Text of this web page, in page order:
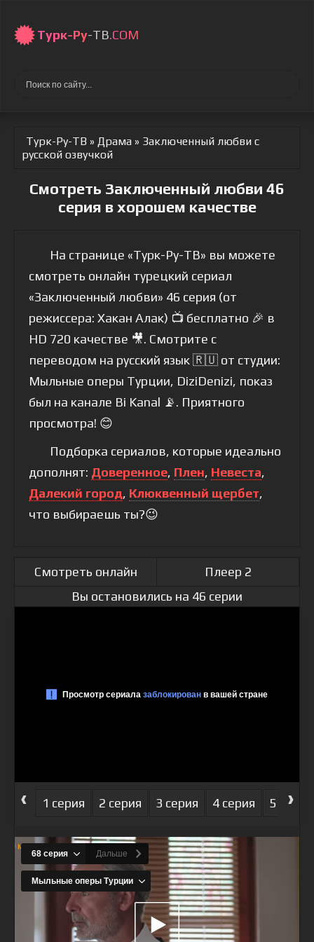
Турк-Ру-ТВ.COM
Турк-Ру-ТВ » Драма » Заключенный любви с
русской озвучкой
Смотреть Заключенный любви 46
серия в хорошем качестве
На странице «Турк-Ру-ТВ» вы можете
смотреть онлайн турецкий сериал
«Заключенный любви» 46 серия (от
режиссера: Хакан Алак) 📺 бесплатно 🎉 в
HD 720 качестве 🎥. Смотрите с
переводом на русский язык 🇷🇺 от студии:
Мыльные оперы Турции, DiziDenizi, показ
был на канале Bi Kanal 📡. Приятного
просмотра! 😊
Подборка сериалов, которые идеально
дополнят: Доверенное, Плен, Невеста,
Далекий город, Клюквенный щербет,
что выбираешь ты?😉
Смотреть онлайн
Плеер 2
Вы остановились на 46 серии
‹ 1 серия 2 серия 3 серия 4 серия 5 серия
›